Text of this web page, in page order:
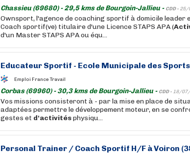
Chassieu (69680) - 29,5 kms de Bourgoin-Jallieu - CDD - 25/
Ownsport, l'agence de coaching sportif à domicile leader
Coach sportif(ve) titulaire d'une Licence STAPS APA (
d'un Master STAPS APA ou équ...
Educateur Sportif - Ecole Municipale des Sports
Emploi France Travail
Corbas (69960) - 30,3 kms de Bourgoin-Jallieu - CDD - 18/
Vos missions consisteront à - par la mise en place de
adaptées permettre le développement moteur, en se
gestes et d'activitésphysiqu...
Personal Trainer / Coach Sportif H/F à Voiron